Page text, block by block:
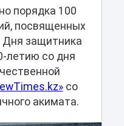
порядка 100
посвященных
защитника
летию со дня
со
акимата.